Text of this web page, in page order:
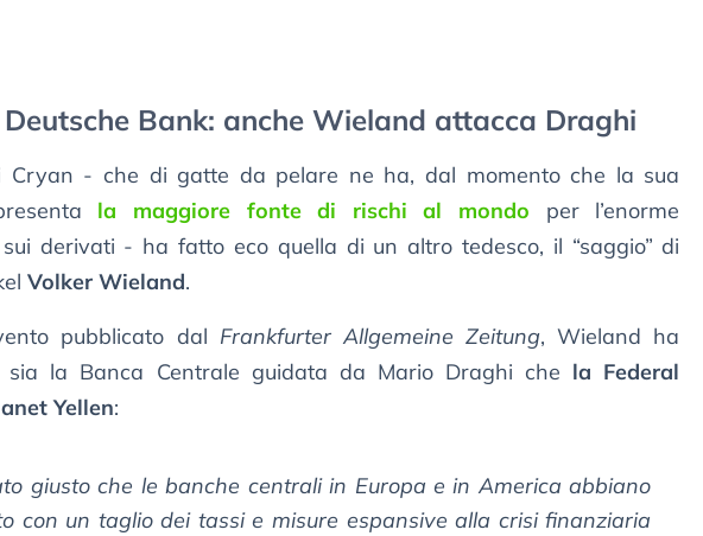
Deutsche Bank: anche Wieland attacca Draghi
Cryan - che di gatte da pelare ne ha, dal momento che la sua
la maggiore fonte di rischi al mondo per l’enorme
sui derivati - ha fatto eco quella di un altro tedesco, il “saggio” di
Volker Wieland.
pubblicato dal Frankfurter Allgemeine Zeitung, Wieland ha
sia la Banca Centrale guidata da Mario Draghi che la Federal
Yellen:
giusto che le banche centrali in Europa e in America abbiano
con un taglio dei tassi e misure espansive alla crisi finanziaria